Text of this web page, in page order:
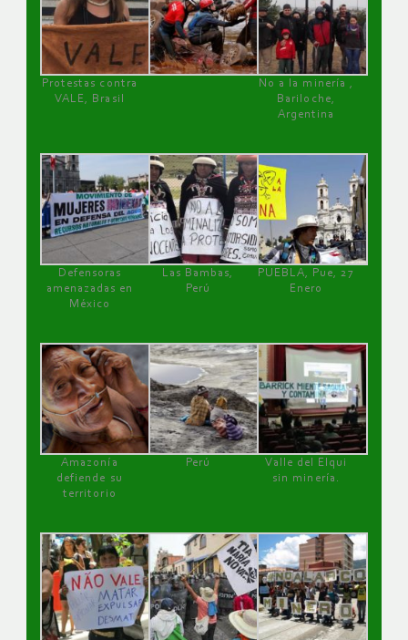
Protestas contra
VALE, Brasil
No a la minería ,
Bariloche,
Argentina
Defensoras
amenazadas en
México
Las Bambas,
Perú
PUEBLA, Pue, 27
Enero
Amazonía
defiende su
territorio
Perú
Valle del Elqui
sin minería.